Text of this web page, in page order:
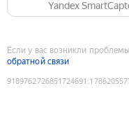
Yandex
Если у вас возникли
обратной связи
9189762726851724691 :